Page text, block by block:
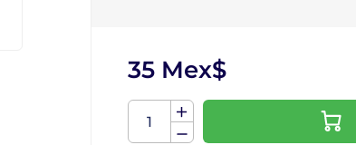
35 Mex$